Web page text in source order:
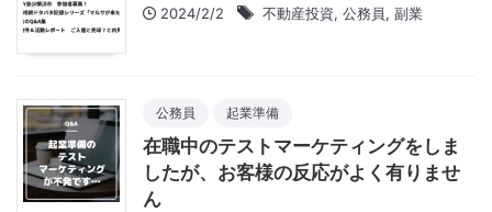
2024/2/2 不動産投資, 公務員, 副業
公務員 起業準備
在職中のテストマーケティングをしま
したが、お客様の反応がよく有りませ
ん